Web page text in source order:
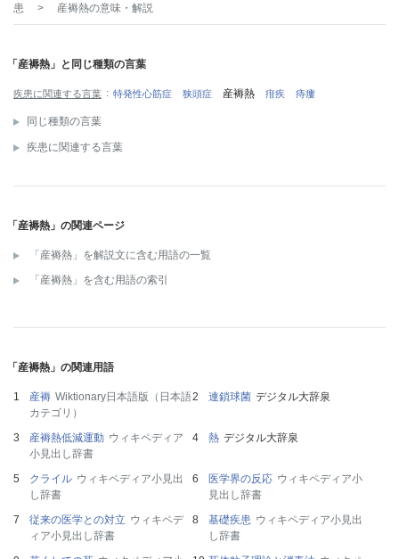
患
> 産褥熱の意味・解説
「産褥熱」と同じ種類の言葉
疾患に関連する言葉 特発性心筋症 狭頭症 産褥熱 疳疾 痔瘻
同じ種類の言葉
疾患に関連する言葉
「産褥熱」の関連ページ
「産褥熱」を解説文に含む用語の一覧
「産褥熱」を含む用語の索引
「産褥熱」の関連用語
産褥 Wiktionary日本語版（日本語
カテゴリ）
連鎖球菌 デジタル大辞泉
産褥熱低減運動 ウィキペディア
小見出し辞書
熱 デジタル大辞泉
クライル ウィキペディア小見出
し辞書
医学界の反応 ウィキペディア小
見出し辞書
従来の医学との対立 ウィキペデ
ィア小見出し辞書
基礎疾患 ウィキペディア小見出
し辞書